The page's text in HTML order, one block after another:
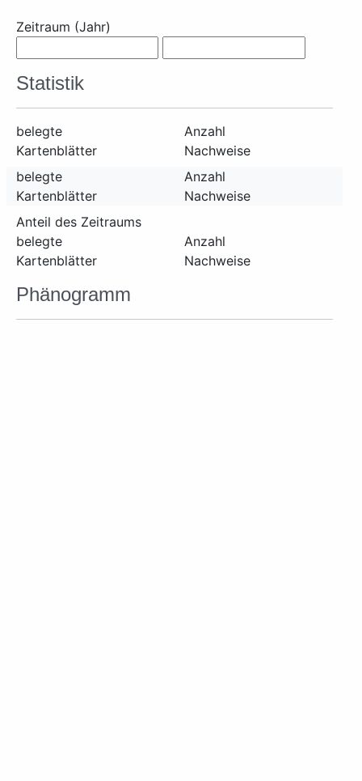
Zeitraum (Jahr)
Statistik
belegte
Kartenblätter
Anzahl
Nachweise
belegte
Kartenblätter
Anzahl
Nachweise
Anteil des Zeitraums
belegte
Kartenblätter
Anzahl
Nachweise
Phänogramm